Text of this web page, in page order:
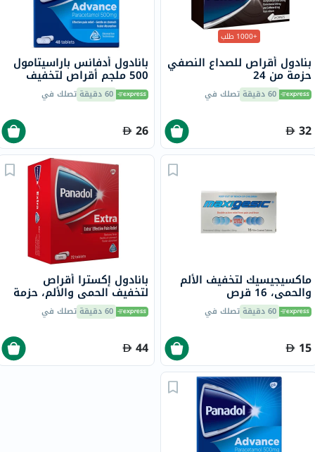
+1000 طلب
بنادول أقراص للصداع النصفي
حزمة من 24
60 دقيقة تصلك في
32
بانادول أدفانس باراسيتامول
500 ملجم أقراص لتخفيف
الحمى والألم، حزمة من 48
60 دقيقة تصلك في
26
ماكسيجيسيك لتخفيف الألم
والحمى، 16 قرص
60 دقيقة تصلك في
15
بانادول إكسترا أقراص
لتخفيف الحمى والألم، حزمة
من 72 60 دقيقة تصلك في
44